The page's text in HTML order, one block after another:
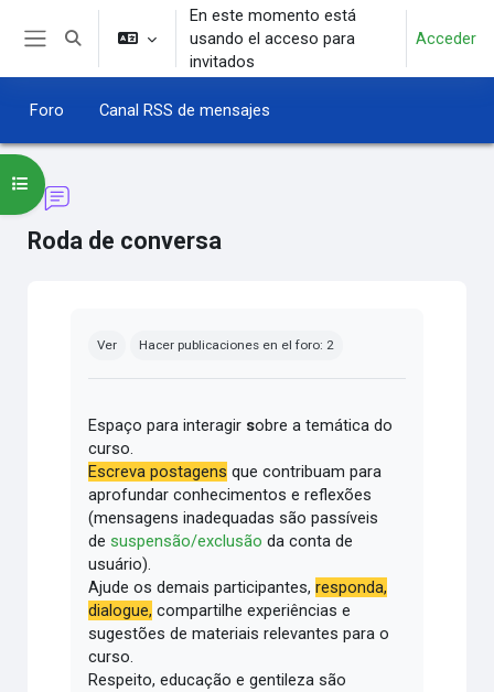
Salta al contenido principal
Selector de búsqueda de entrada
En este momento está
usando el acceso para
invitados
Acceder
Foro Canal RSS de mensajes
Roda de conversa
Abrir índice del curso
Ver Hacer publicaciones en el foro: 2
Espaço para interagir sobre a temática do
curso.
Escreva postagens que contribuam para
aprofundar conhecimentos e reflexões
(mensagens inadequadas são passíveis
desuspensão/exclusão da conta de
usuário).
Ajude os demais participantes,responda,
dialogue, compartilhe experiências e
sugestões de materiais relevantes para o
curso.
Respeito, educação e gentileza são